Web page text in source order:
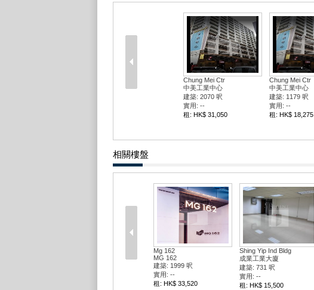
Chung Mei Ctr
中美工業中心
建築: 2070 呎
實用: --
租: HK$ 31,050
Chung Mei Ctr
中美工業中心
建築: 1179 呎
實用: --
租: HK$ 18,275
相關樓盤
Mg 162
MG 162
建築: 1999 呎
實用: --
租: HK$ 33,520
Shing Yip Ind Bldg
成業工業大廈
建築: 731 呎
實用: --
租: HK$ 15,500